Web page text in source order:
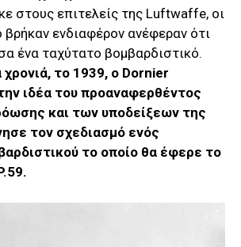
στους επιτελείς της Luftwaffe, οι
βρήκαν ενδιαφέρον ανέφεραν ότι
ένα ταχύτατο βομβαρδιστικό.
το 1939, ο Dornier
ιδέα του προαναφερθέντος
και των υποδείξεων της
τον σχεδιασμό ενός
το οποίο θα έφερε το